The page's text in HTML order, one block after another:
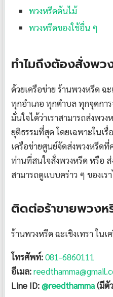
พวงหรีดต้นไม้
พวงหรีดของใช้อื่น ๆ
ทำไมถึงต้องสั่งพว
ด้วยเครือข่าย ร้านพวงหรีด ฉ
ทุกอำเภอ ทุกตำบล ทุกจุดกา
มั่นใจได้ว่าเราสามารถส่งพว
ยุติธรรมที่สุด โดยเฉพาะในเ
เครือข่ายศูนย์จัดส่งพวงหรีด
ท่านที่สนใจสั่งพวงหรีด หรือ ส่
สามารถดูแบบคร่าว ๆ ของเร
ติดต่อร้าขายพวงหรี
ร้านพวงหรีด ฉะเชิงเทรา ในเ
โทรศัพท์:081-6860111
อีเมล:
Line ID:@reedthamma(มีตั